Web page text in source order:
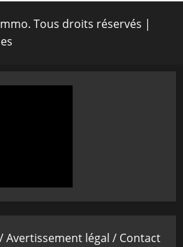
Tous droits réservés |
Avertissement légal / Contact